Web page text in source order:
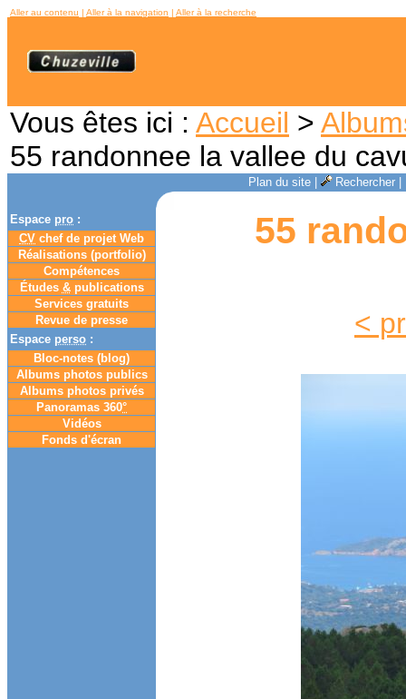
Aller au contenu | Aller à la navigation | Aller à la recherche
Vous êtes ici : Accueil >
55 randonnee la vallee du
Plan du site| Rechercher|
Espace pro :
CV chef de projet Web
Réalisations (portfolio)
Compétences
Études &publications
Services gratuits
Revue de presse
Espace perso :
Bloc-notes (blog)
Albums photos publics
Albums photos privés
Panoramas 360°
Vidéos
Fonds d'écran
55
<